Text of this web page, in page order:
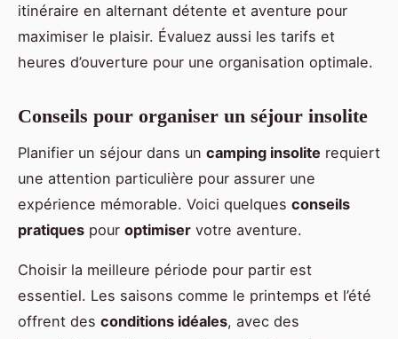
itinéraire en alternant détente et aventure pour
maximiser le plaisir. Évaluez aussi les tarifs et
heures d’ouverture pour une organisation optimale.
Conseils pour organiser un séjour insolite
Planifier un séjour dans un camping insolite requiert
une attention particulière pour assurer une
expérience mémorable. Voici quelques conseils
pratiques pour optimiser votre aventure.
Choisir la meilleure période pour partir est
essentiel. Les saisons comme le printemps et l’été
offrent des conditions idéales, avec des